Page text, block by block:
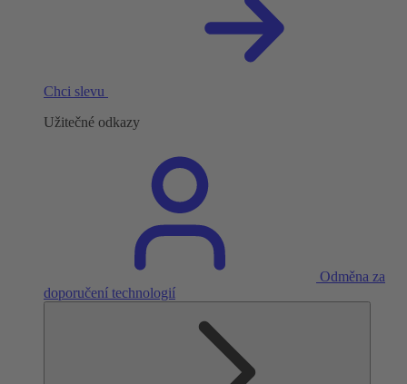
Chci slevu
Užitečné odkazy
Odměna za
doporučení technologií